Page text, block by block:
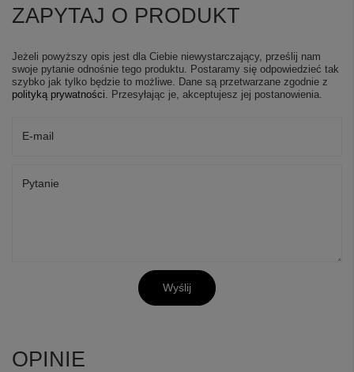
ZAPYTAJ O PRODUKT
Jeżeli powyższy opis jest dla Ciebie niewystarczający, prześlij nam
swoje pytanie odnośnie tego produktu. Postaramy się odpowiedzieć tak
szybko jak tylko będzie to możliwe. Dane są przetwarzane zgodnie z
polityką prywatności . Przesyłając je, akceptujesz jej postanowienia.
E-mail
Pytanie
Wyślij
OPINIE